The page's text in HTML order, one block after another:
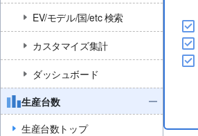
EV/モデル/国/etc 検索
カスタマイズ集計
ダッシュボード
生産台数
生産台数トップ